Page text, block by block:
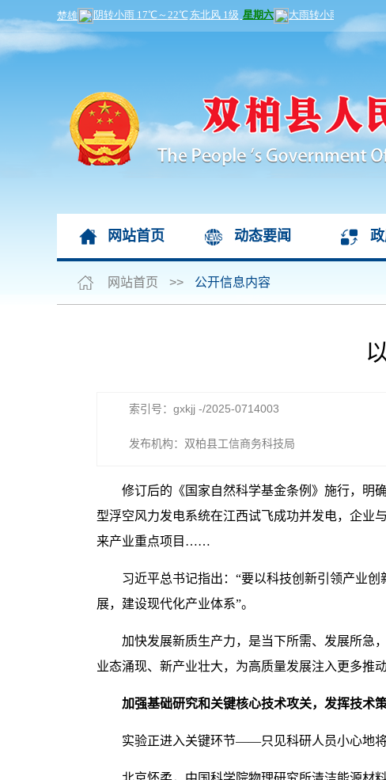
网站首页 动态要闻
网站首页 >> 公开信息内容
索引号：gxkjj -/2025-0714003
发布机构：双柏县工信商务科技局
修订后的《国家自然科学基金条例》施行，明
型浮空风力发电系统在江西试飞成功并发电，企业
来产业重点项目……
习近平总书记指出：“要以科技创新引领产业
展，建设现代化产业体系”。
加快发展新质生产力，是当下所需、发展所急
业态涌现、新产业壮大，为高质量发展注入更多推
加强基础研究和关键核心技术攻关，发挥技术
实验正进入关键环节——只见科研人员小心地